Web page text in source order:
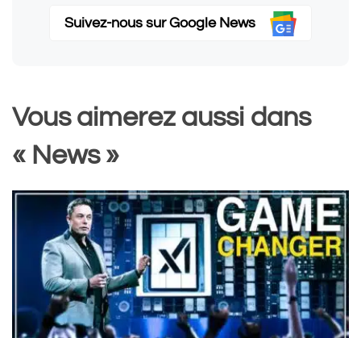
Suivez-nous sur Google News
Vous aimerez aussi dans
« News »